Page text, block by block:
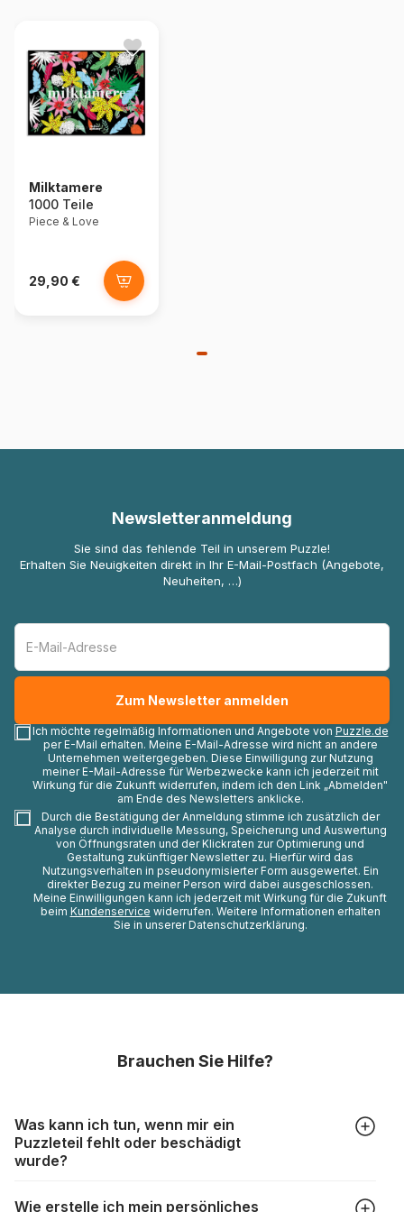
Milktamere
1000 Teile
Piece & Love
29,90 €
Newsletteranmeldung
Sie sind das fehlende Teil in unserem Puzzle!
Erhalten Sie Neuigkeiten direkt in Ihr E-Mail-Postfach (Angebote,
Neuheiten, …)
Ich möchte regelmäßig Informationen und Angebote von Puzzle.de
per E-Mail erhalten. Meine E-Mail-Adresse wird nicht an andere
Unternehmen weitergegeben. Diese Einwilligung zur Nutzung
meiner E-Mail-Adresse für Werbezwecke kann ich jederzeit mit
Wirkung für die Zukunft widerrufen, indem ich den Link „Abmelden"
am Ende des Newsletters anklicke.
Durch die Bestätigung der Anmeldung stimme ich zusätzlich der
Analyse durch individuelle Messung, Speicherung und Auswertung
von Öffnungsraten und der Klickraten zur Optimierung und
Gestaltung zukünftiger Newsletter zu. Hierfür wird das
Nutzungsverhalten in pseudonymisierter Form ausgewertet. Ein
direkter Bezug zu meiner Person wird dabei ausgeschlossen.
Meine Einwilligungen kann ich jederzeit mit Wirkung für die Zukunft
beim Kundenservice widerrufen. Weitere Informationen erhalten
Sie in unserer Datenschutzerklärung.
Brauchen Sie Hilfe?
Was kann ich tun, wenn mir ein
Puzzleteil fehlt oder beschädigt
wurde?
Wie erstelle ich mein persönliches